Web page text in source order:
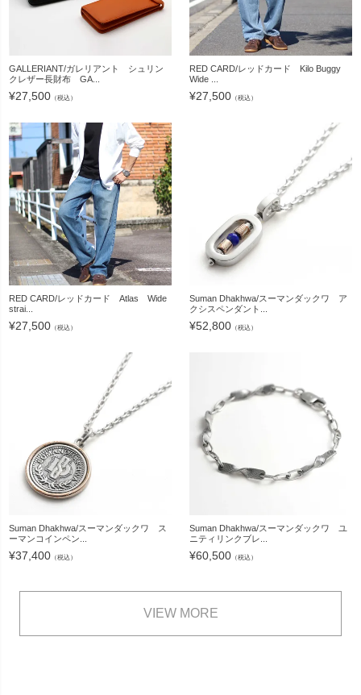
GALLERIANT/ガレリアント シュリン
クレザー長財布 GA...
¥27,500 （税込）
RED CARD/レッドカード Kilo Buggy
Wide ...
¥27,500 （税込）
RED CARD/レッドカード Atlas Wide
strai...
¥27,500 （税込）
Suman Dhakhwa/スーマンダックワ ア
クシスペンダント...
¥52,800 （税込）
Suman Dhakhwa/スーマンダックワ ス
ーマンコインペン...
¥37,400 （税込）
Suman Dhakhwa/スーマンダックワ ユ
ニティリンクブレ...
¥60,500 （税込）
VIEW MORE